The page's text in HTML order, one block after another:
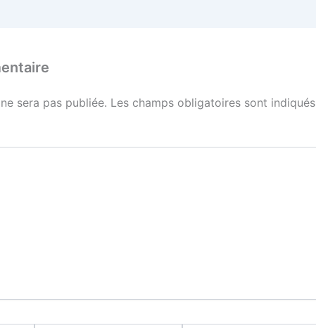
sera pas publiée. Les champs obligatoires sont indiqués